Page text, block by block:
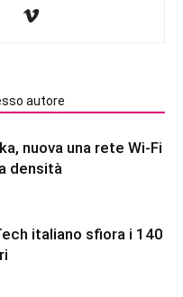
autore
nuova una rete Wi-Fi
densità
italiano sfiora i 140